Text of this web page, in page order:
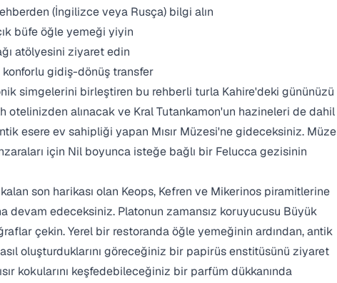
(İngilizce veya Rusça) bilgi alın
büfe öğle yemeği yiyin
atölyesini ziyaret edin
gidiş-dönüş transfer
simgelerini birleştiren bu rehberli turla Kahire'deki gününüzü
otelinizden alınacak ve Kral Tutankamon'un hazineleri de dahil
esere ev sahipliği yapan Mısır Müzesi'ne gideceksiniz. Müze
için Nil boyunca isteğe bağlı bir Felucca gezisinin
son harikası olan Keops, Kefren ve Mikerinos piramitlerine
devam edeceksiniz. Platonun zamansız koruyucusu Büyük
çekin. Yerel bir restoranda öğle yemeğinin ardından, antik
nasıl oluşturduklarını göreceğiniz bir papirüs enstitüsünü ziyaret
kokularını keşfedebileceğiniz bir parfüm dükkanında